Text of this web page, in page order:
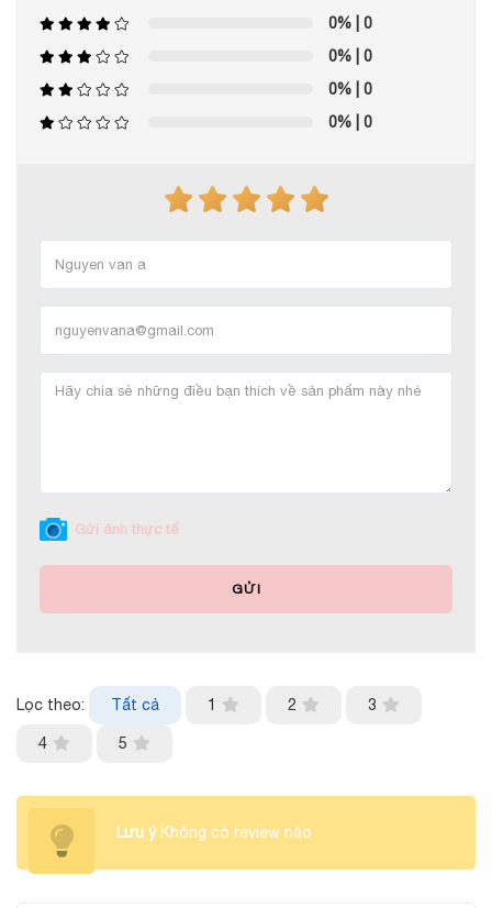
0% | 0
0% | 0
0% | 0
0% | 0
Gửi ảnh thực tế
GỬI
Lọc theo: Tất cả 1 2 3
4 5
Lưu ýKhông có review nào